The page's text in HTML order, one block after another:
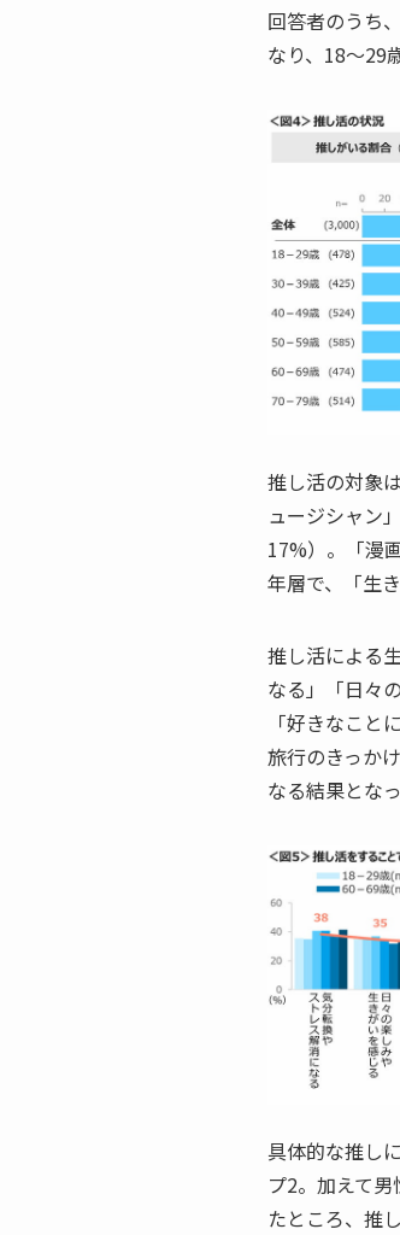
回答者のうち
なり、18～29
推し活の対象
ュージシャン
17%）。「漫
年層で、「生
推し活による
なる」「日々
「好きなこ
旅行のきっか
なる結果となっ
具体的な推し
プ2。加えて
たところ、推